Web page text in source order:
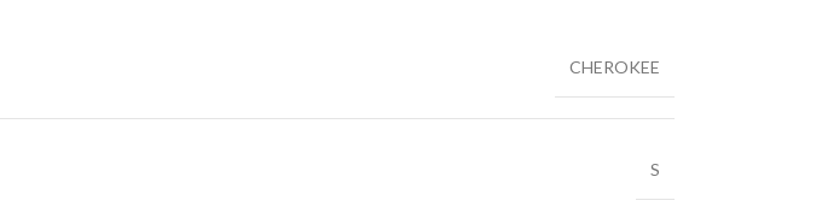
CHEROKEE
S